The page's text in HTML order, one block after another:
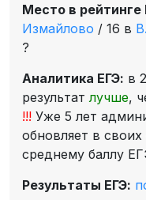
Место в рейтинге
Измайлово / 16 в
?
Аналитика ЕГЭ: в
результат лучше,
!!! Уже 5 лет
обновляет в своих
среднему баллу
Результаты ЕГЭ: